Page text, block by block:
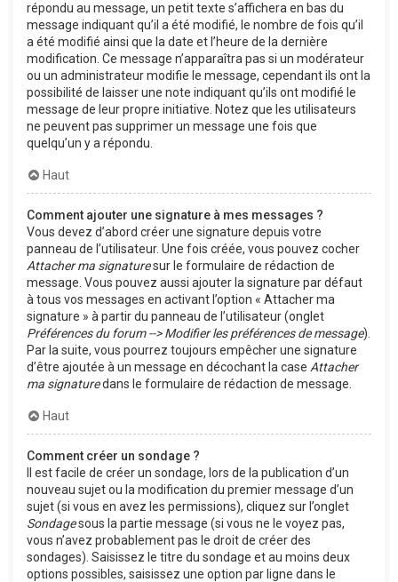
répondu au message, un petit texte s’affichera en bas du
message indiquant qu’il a été modifié, le nombre de fois qu’il
a été modifié ainsi que la date et l’heure de la dernière
modification. Ce message n’apparaîtra pas si un modérateur
ou un administrateur modifie le message, cependant ils ont la
possibilité de laisser une note indiquant qu’ils ont modifié le
message de leur propre initiative. Notez que les utilisateurs
ne peuvent pas supprimer un message une fois que
quelqu’un y a répondu.
Haut
Comment ajouter une signature à mes messages ?
Vous devez d’abord créer une signature depuis votre
panneau de l’utilisateur. Une fois créée, vous pouvez cocher
Attacher ma signaturesur le formulaire de rédaction de
message. Vous pouvez aussi ajouter la signature par défaut
à tous vos messages en activant l’option « Attacher ma
signature » à partir du panneau de l’utilisateur (onglet
Préférences du forum --> Modifier les préférences de message).
Par la suite, vous pourrez toujours empêcher une signature
d’être ajoutée à un message en décochant la case Attacher
ma signaturedans le formulaire de rédaction de message.
Haut
Comment créer un sondage ?
Il est facile de créer un sondage, lors de la publication d’un
nouveau sujet ou la modification du premier message d’un
sujet (si vous en avez les permissions), cliquez sur l’onglet
Sondagesous la partie message (si vous ne le voyez pas,
vous n’avez probablement pas le droit de créer des
sondages). Saisissez le titre du sondage et au moins deux
options possibles, saisissez une option par ligne dans le